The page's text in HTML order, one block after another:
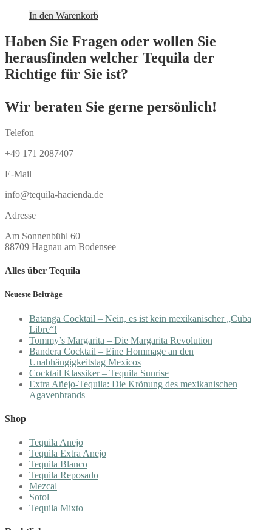
In den Warenkorb
Haben Sie Fragen oder wollen Sie
herausfinden welcher Tequila der
Richtige für Sie ist?
Wir beraten Sie gerne persönlich!
Telefon
+49 171 2087407
E-Mail
info@tequila-hacienda.de
Adresse
Am Sonnenbühl 60
88709 Hagnau am Bodensee
Alles über Tequila
Neueste Beiträge
Batanga Cocktail – Nein, es ist kein mexikanischer „Cuba
Libre“!
Tommy’s Margarita – Die Margarita Revolution
Bandera Cocktail – Eine Hommage an den
Unabhängigkeitstag Mexicos
Cocktail Klassiker – Tequila Sunrise
Extra Añejo-Tequila: Die Krönung des mexikanischen
Agavenbrands
Shop
Tequila Anejo
Tequila Extra Anejo
Tequila Blanco
Tequila Reposado
Mezcal
Sotol
Tequila Mixto